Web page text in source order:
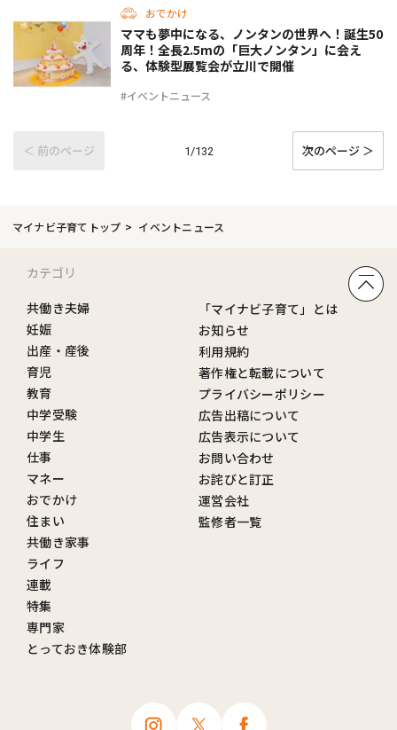
おでかけ
#イベントニュース
ママも夢中になる、ノンタンの世界へ！誕生50
周年！全長2.5mの「巨大ノンタン」に会え
る、体験型展覧会が立川で開催
＜ 前のページ 1/132 次のページ ＞
マイナビ子育てトップ イベントニュース
カテゴリ
共働き夫婦
妊娠
出産・産後
育児
教育
中学受験
中学生
仕事
マネー
おでかけ
住まい
共働き家事
ライフ
連載
特集
専門家
とっておき体験部
「マイナビ子育て」とは
お知らせ
利用規約
著作権と転載について
プライバシーポリシー
広告出稿について
広告表示について
お問い合わせ
お詫びと訂正
運営会社
監修者一覧